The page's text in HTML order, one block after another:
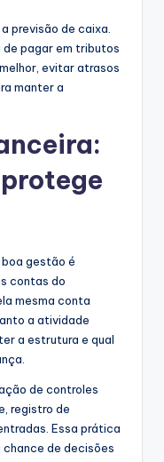
previsão de caixa.
pagar em tributos
evitar atrasos
manter a
gestão é
contas do
mesma conta
a atividade
a estrutura e qual
de controles
registro de
Essa prática
chance de decisões